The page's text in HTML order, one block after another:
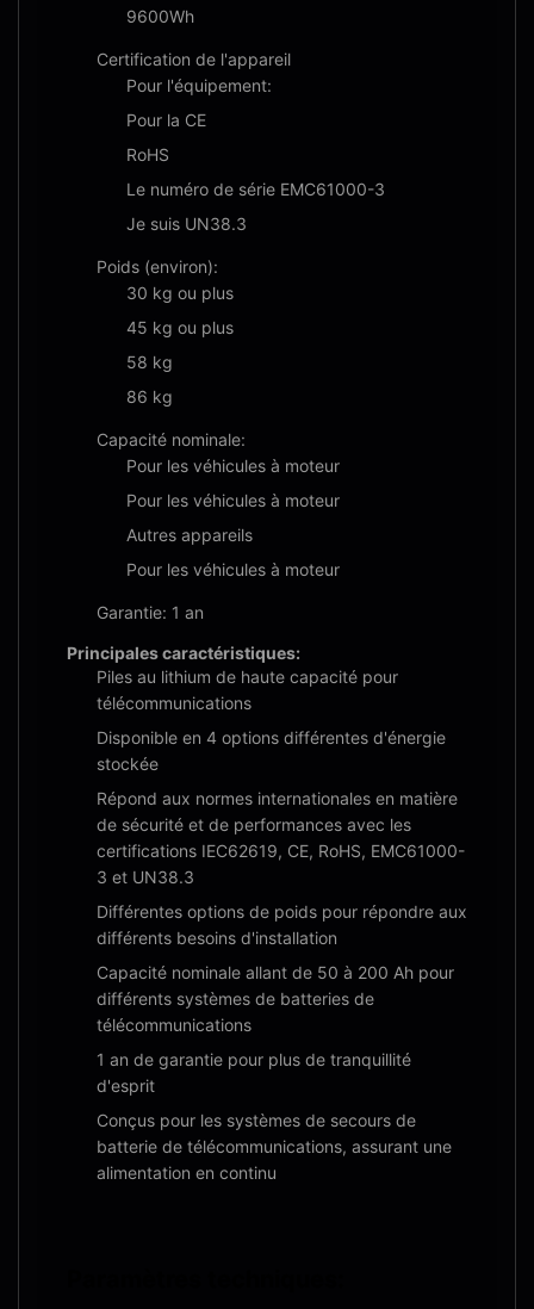
9600Wh
Certification de l'appareil
Pour l'équipement:
Pour la CE
RoHS
Le numéro de série EMC61000-3
Je suis UN38.3
Poids (environ):
30 kg ou plus
45 kg ou plus
58 kg
86 kg
Capacité nominale:
Pour les véhicules à moteur
Pour les véhicules à moteur
Autres appareils
Pour les véhicules à moteur
Garantie: 1 an
Principales caractéristiques:
Piles au lithium de haute capacité pour
télécommunications
Disponible en 4 options différentes d'énergie
stockée
Répond aux normes internationales en matière
de sécurité et de performances avec les
certifications IEC62619, CE, RoHS, EMC61000-
3 et UN38.3
Différentes options de poids pour répondre aux
différents besoins d'installation
Capacité nominale allant de 50 à 200 Ah pour
différents systèmes de batteries de
télécommunications
1 an de garantie pour plus de tranquillité
d'esprit
Conçus pour les systèmes de secours de
batterie de télécommunications, assurant une
alimentation en continu